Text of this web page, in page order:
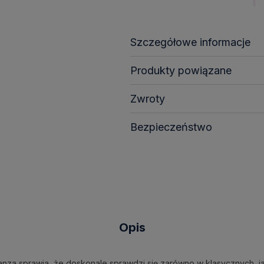
Szczegółowe informacje
Produkty powiązane
Zwroty
Bezpieczeństwo
Opis